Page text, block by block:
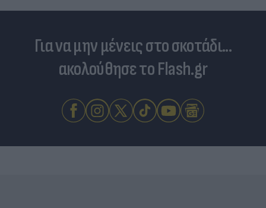
Για να μην μένεις στο σκοτάδι...
ακολούθησε το Flash.gr